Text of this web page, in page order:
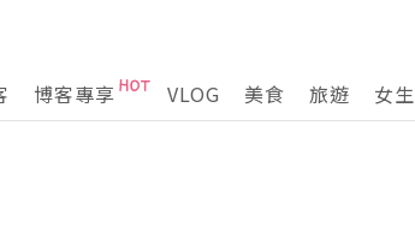
博客專享 VLOG 美食 旅遊 女生